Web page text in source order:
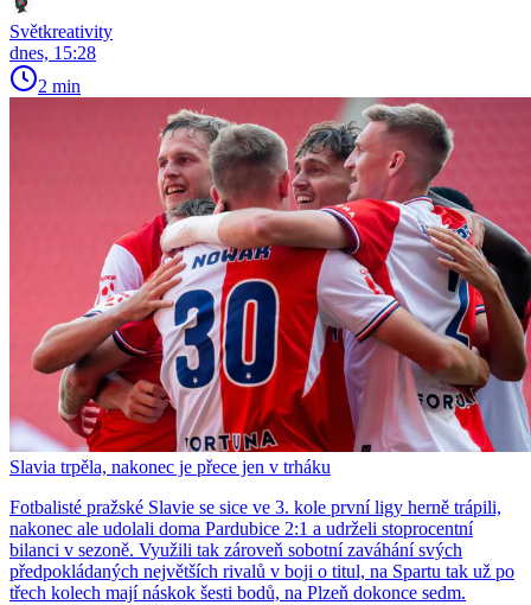
Světkreativity
dnes, 15:28
2 min
Slavia trpěla, nakonec je přece jen v trháku
Fotbalisté pražské Slavie se sice ve 3. kole první ligy herně trápili,
nakonec ale udolali doma Pardubice 2:1 a udrželi stoprocentní
bilanci v sezoně. Využili tak zároveň sobotní zaváhání svých
předpokládaných největších rivalů v boji o titul, na Spartu tak už po
třech kolech mají náskok šesti bodů, na Plzeň dokonce sedm.